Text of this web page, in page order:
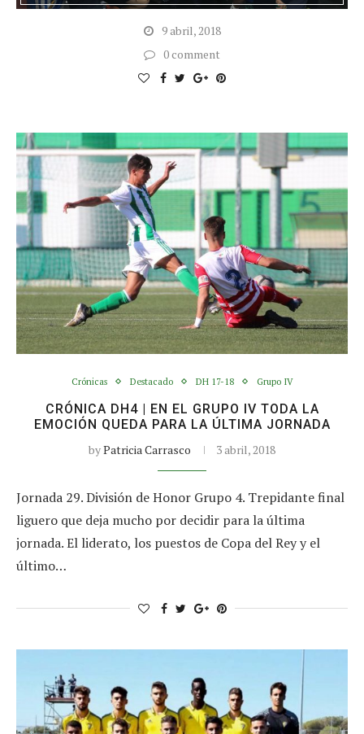
9 abril, 2018
0 comment
Crónicas Destacado DH 17-18 Grupo IV
CRÓNICA DH4 | EN EL GRUPO IV TODA LA
EMOCIÓN QUEDA PARA LA ÚLTIMA JORNADA
byPatricia Carrasco 3 abril, 2018
Jornada 29. División de Honor Grupo 4. Trepidante final
liguero que deja mucho por decidir para la última
jornada. El liderato, los puestos de Copa del Rey y el
último…